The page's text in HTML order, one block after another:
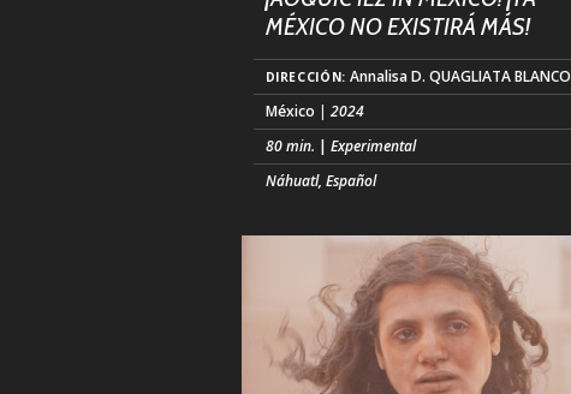
MÉXICO NO EXISTIRÁ MÁS!
DIRECCIÓN: Annalisa D. QUAGLIATA BLANCO
México | 2024
80 min. | Experimental
Náhuatl, Español
Ciudad de México, metrópolis colosal
sostenida por el mito del mestizaje y otras
violencias coloniales. Pasado y presente tejen
una ráfaga de imágenes; memorias
fragmentadas de este territorio. Deidades
antiguas que se encarnan, sueños que se
desdoblan entre la intimidad, la complicidad y
el tumulto. Una película errá (...)